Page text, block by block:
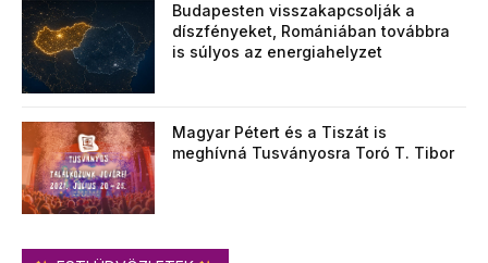
Budapesten visszakapcsolják a
díszfényeket, Romániában továbbra
is súlyos az energiahelyzet
Magyar Pétert és a Tiszát is
meghívná Tusványosra Toró T. Tibor